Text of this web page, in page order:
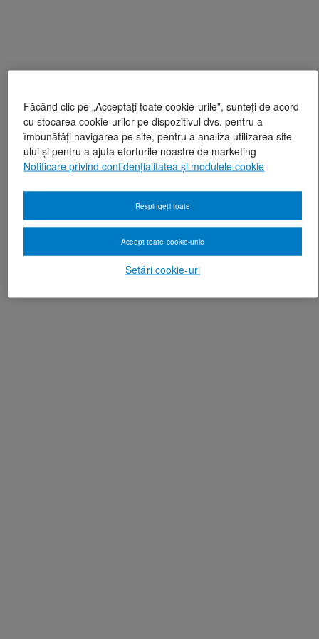
Făcând clic pe „Acceptați toate cookie-urile”, sunteți de acord
cu stocarea cookie-urilor pe dispozitivul dvs. pentru a
îmbunătăți navigarea pe site, pentru a analiza utilizarea site-
ului și pentru a ajuta eforturile noastre de marketing
Notificare privind confidențialitatea și modulele cookie
Setări cookie-uri
Respingeți toate
Accept toate cookie-urile